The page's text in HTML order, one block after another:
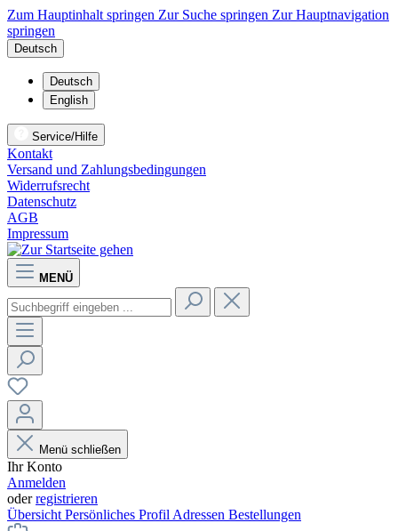
Zum Hauptinhalt springen Zur Suche springen Zur Hauptnavigation
springen
Deutsch
Deutsch
English
Service/Hilfe
Kontakt
Versand und Zahlungsbedingungen
Widerrufsrecht
Datenschutz
AGB
Impressum
MENÜ
Menü schließen
Ihr Konto
Anmelden
oderregistrieren
Übersicht Persönliches Profil Adressen Bestellungen